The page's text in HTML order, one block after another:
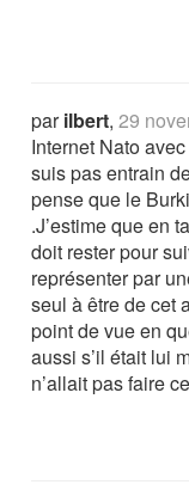
parilbert,29
Internet Nato
suis pas entrain
pense que le
.J’estime que en
doit rester pour
représenter par
seul à être de cet
point de vue en
aussi s’il était lui
n’allait pas faire